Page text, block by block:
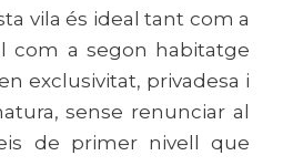
vila és ideal tant com a
com a segon habitatge
exclusivitat, privadesa i
sense renunciar al
de primer nivell que